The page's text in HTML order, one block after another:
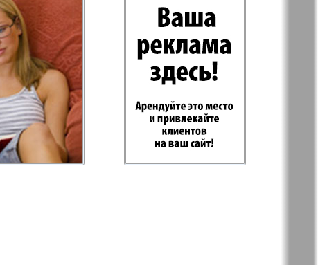
Plus RusHaus
дело